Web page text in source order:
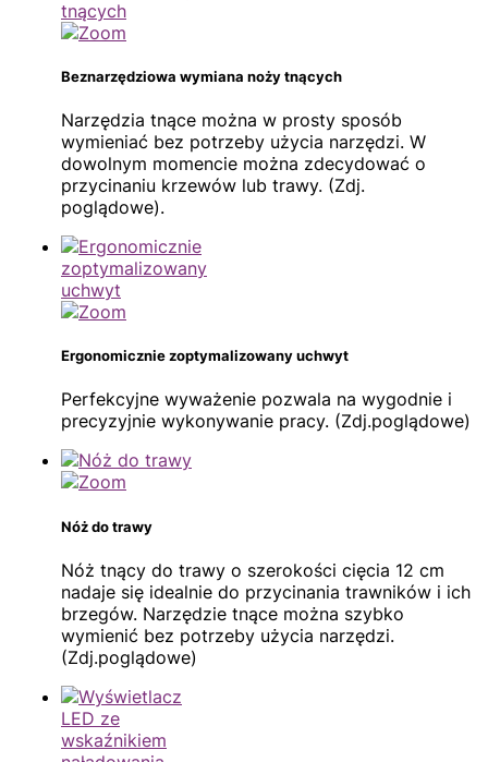
Beznarzędziowa wymiana noży tnących
Narzędzia tnące można w prosty sposób
wymieniać bez potrzeby użycia narzędzi. W
dowolnym momencie można zdecydować o
przycinaniu krzewów lub trawy. (Zdj.
poglądowe).
Ergonomicznie zoptymalizowany uchwyt
Perfekcyjne wyważenie pozwala na wygodnie i
precyzyjnie wykonywanie pracy. (Zdj.poglądowe)
Nóż do trawy
Nóż tnący do trawy o szerokości cięcia 12 cm
nadaje się idealnie do przycinania trawników i ich
brzegów. Narzędzie tnące można szybko
wymienić bez potrzeby użycia narzędzi.
(Zdj.poglądowe)